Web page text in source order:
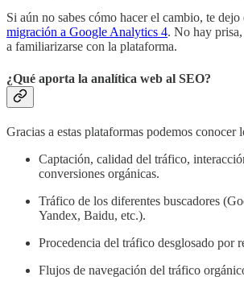
Si aún no sabes cómo hacer el cambio, te dejo
migración a Google Analytics 4. No hay
a familiarizarse con la plataforma.
¿Qué aporta la analítica web al SEO?
Gracias a estas plataformas podemos conocer
Captación, calidad del tráfico,
conversiones orgánicas.
Tráfico de los diferentes buscadores
Yandex, Baidu, etc.).
Procedencia del tráfico desglosado por
Flujos de navegación del tráfico